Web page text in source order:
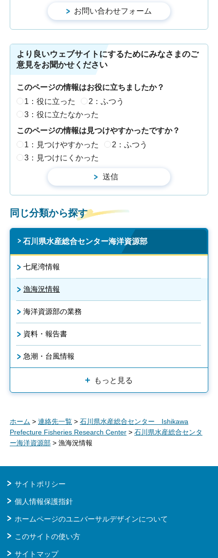
より良いウェブサイトにするためにみなさまのご
意見をお聞かせください
このページの情報はお役に立ちましたか？
1：役に立った
2：ふつう
3：役に立たなかった
このページの情報は見つけやすかったですか？
1：見つけやすかった
2：ふつう
3：見つけにくかった
同じ分類から探す
石川県水産総合センター海洋資源部
七尾湾情報
漁海況情報
海洋資源部の業務
資料・報告書
急潮・台風情報
もっと見る
ホーム > 連絡先一覧 > 石川県水産総合センター Ishikawa
Prefecture Fisheries Research Center > 石川県水産総合センタ
ー海洋資源部 > 漁海況情報
サイトポリシー
個人情報保護指針
ホームページのユニバーサルデザインについて
このサイトの使い方
サイトマップ